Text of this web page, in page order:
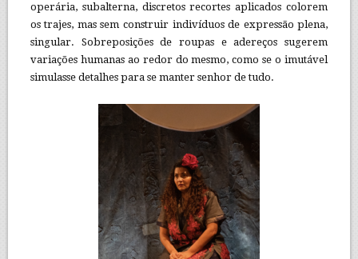
operária, subalterna, discretos recortes aplicados colorem
os trajes, mas sem construir indivíduos de expressão plena,
singular. Sobreposições de roupas e adereços sugerem
variações humanas ao redor do mesmo, como se o imutável
simulasse detalhes para se manter senhor de tudo.